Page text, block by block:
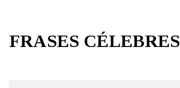
FRASES CÉLEBRES